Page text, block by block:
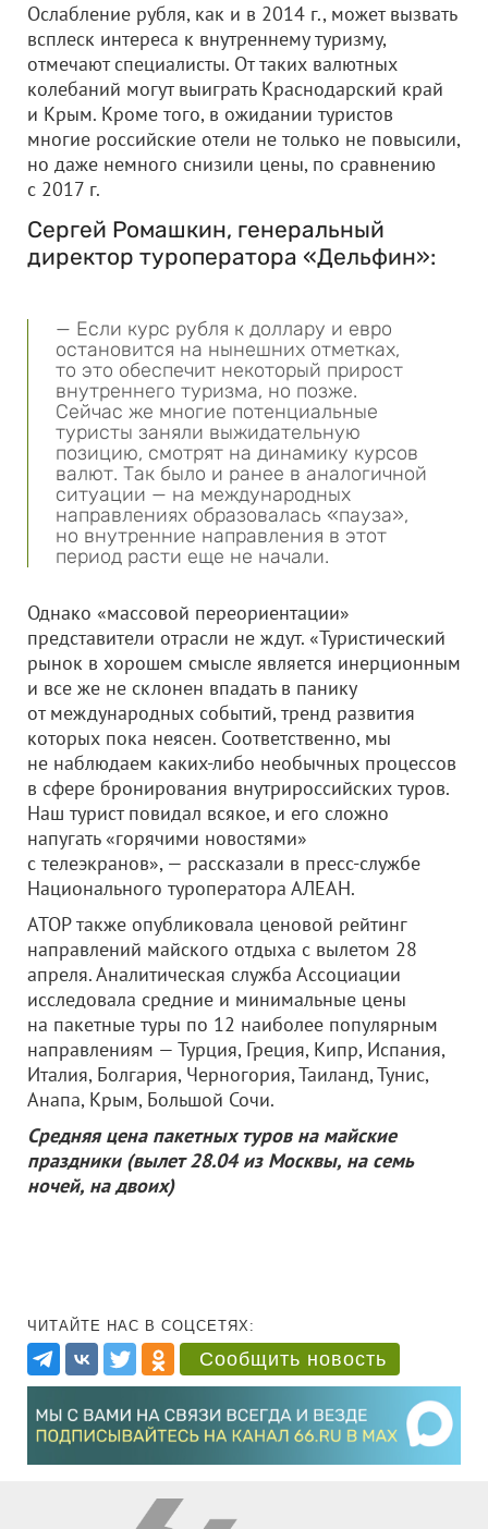
Ослабление рубля, как и в 2014 г., может вызвать
всплеск интереса к внутреннему туризму,
отмечают специалисты. От таких валютных
колебаний могут выиграть Краснодарский край
и Крым. Кроме того, в ожидании туристов
многие российские отели не только не повысили,
но даже немного снизили цены, по сравнению
с 2017 г.
Сергей Ромашкин, генеральный
директор туроператора «Дельфин»:
— Если курс рубля к доллару и евро
остановится на нынешних отметках,
то это обеспечит некоторый прирост
внутреннего туризма, но позже.
Сейчас же многие потенциальные
туристы заняли выжидательную
позицию, смотрят на динамику курсов
валют. Так было и ранее в аналогичной
ситуации — на международных
направлениях образовалась «пауза»,
но внутренние направления в этот
период расти еще не начали.
Однако «массовой переориентации»
представители отрасли не ждут. «Туристический
рынок в хорошем смысле является инерционным
и все же не склонен впадать в панику
от международных событий, тренд развития
которых пока неясен. Соответственно, мы
не наблюдаем каких-либо необычных процессов
в сфере бронирования внутрироссийских туров.
Наш турист повидал всякое, и его сложно
напугать «горячими новостями»
с телеэкранов», — рассказали в пресс-службе
Национального туроператора АЛЕАН.
АТОР также опубликовала ценовой рейтинг
направлений майского отдыха с вылетом 28
апреля. Аналитическая служба Ассоциации
исследовала средние и минимальные цены
на пакетные туры по 12 наиболее популярным
направлениям — Турция, Греция, Кипр, Испания,
Италия, Болгария, Черногория, Таиланд, Тунис,
Анапа, Крым, Большой Сочи.
Средняя цена пакетных туров на майские
праздники (вылет 28.04 из Москвы, на семь
ночей, на двоих)
ЧИТАЙТЕ НАС В СОЦСЕТЯХ:
Сообщить новость